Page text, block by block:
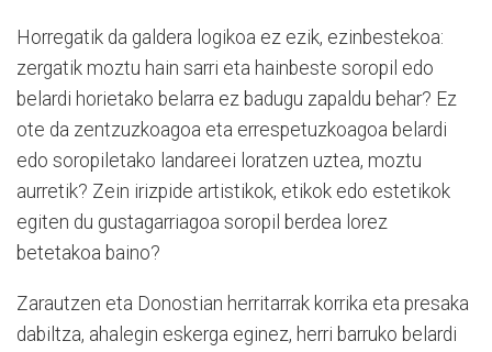
Horregatik da galdera logikoa ez ezik, ezinbestekoa:
zergatik moztu hain sarri eta hainbeste soropil edo
belardi horietako belarra ez badugu zapaldu behar? Ez
ote da zentzuzkoagoa eta errespetuzkoagoa belardi
edo soropiletako landareei loratzen uztea, moztu
aurretik? Zein irizpide artistikok, etikok edo estetikok
egiten du gustagarriagoa soropil berdea lorez
betetakoa baino?
Zarautzen eta Donostian herritarrak korrika eta presaka
dabiltza, ahalegin eskerga eginez, herri barruko belardi